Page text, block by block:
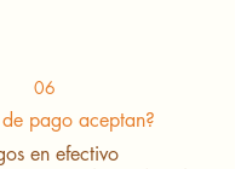
06
pago aceptan?
en efectivo